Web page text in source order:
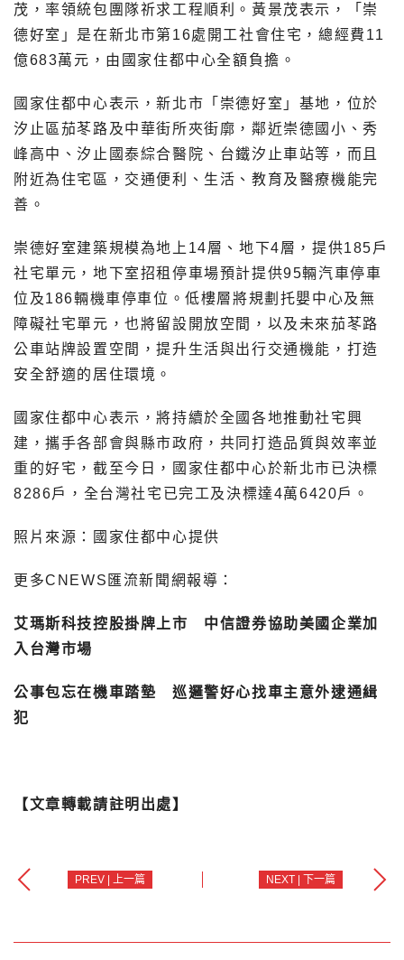
茂，率領統包團隊祈求工程順利。黃景茂表示，「崇
德好室」是在新北市第16處開工社會住宅，總經費11
億683萬元，由國家住都中心全額負擔。
國家住都中心表示，新北市「崇德好室」基地，位於
汐止區茄苳路及中華街所夾街廓，鄰近崇德國小、秀
峰高中、汐止國泰綜合醫院、台鐵汐止車站等，而且
附近為住宅區，交通便利、生活、教育及醫療機能完
善。
崇德好室建築規模為地上14層、地下4層，提供185戶
社宅單元，地下室招租停車場預計提供95輛汽車停車
位及186輛機車停車位。低樓層將規劃托嬰中心及無
障礙社宅單元，也將留設開放空間，以及未來茄苳路
公車站牌設置空間，提升生活與出行交通機能，打造
安全舒適的居住環境。
國家住都中心表示，將持續於全國各地推動社宅興
建，攜手各部會與縣市政府，共同打造品質與效率並
重的好宅，截至今日，國家住都中心於新北市已決標
8286戶，全台灣社宅已完工及決標達4萬6420戶。
照片來源：國家住都中心提供
更多CNEWS匯流新聞網報導：
艾瑪斯科技控股掛牌上市 中信證券協助美國企業加
入台灣市場
公事包忘在機車踏墊 巡邏警好心找車主意外逮通緝
犯
【文章轉載請註明出處】
PREV | 上一篇 NEXT | 下一篇